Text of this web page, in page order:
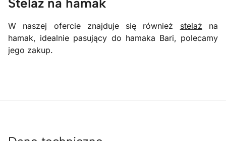
W naszej ofercie znajduje się również stelaż na
hamak, idealnie pasujący do hamaka Bari, polecamy
jego zakup.